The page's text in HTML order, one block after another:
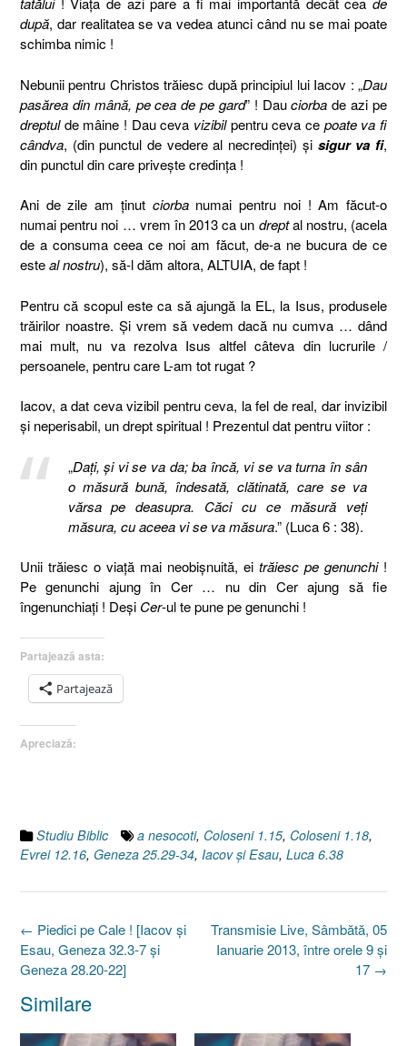
după, dar realitatea se va vedea atunci când nu se mai poate
schimba nimic !
Nebunii pentru Christos trăiesc după principiul lui Iacov : „Dau
pasărea din mână, pe cea de pe gard” ! Dauciorba de azi pe
dreptulde mâine ! Dau ceva vizibilpentru ceva ce poate va fi
cândva, (din punctul de vedere al necredinţei) şi sigur va fi,
din punctul din care priveşte credinţa !
Ani de zile am ţinut ciorbanumai pentru noi ! Am făcut-o
numai pentru noi … vrem în 2013 ca un dreptal nostru, (acela
de a consuma ceea ce noi am făcut, de-a ne bucura de ce
esteal nostru), să-l dăm altora, ALTUIA, de fapt !
Pentru că scopul este ca să ajungă la EL, la Isus, produsele
trăirilor noastre. Şi vrem să vedem dacă nu cumva … dând
mai mult, nu va rezolva Isus altfel câteva din lucrurile /
persoanele, pentru care L-am tot rugat ?
Iacov, a dat ceva vizibil pentru ceva, la fel de real, dar invizibil
şi neperisabil, un drept spiritual ! Prezentul dat pentru viitor :
„Daţi, şi vi se va da; ba încă, vi se va turna în sân
o măsură bună, îndesată, clătinată, care se va
vărsa pe deasupra. Căci cu ce măsură veţi
măsura, cu aceea vi se va măsura.” (Luca 6 : 38).
Unii trăiesc o viaţă mai neobişnuită, ei trăiesc pe genunchi!
Pe genunchi ajung în Cer … nu din Cer ajung să fie
îngenunchiaţi ! Deşi Cer-ul te pune pe genunchi !
Partajează asta:
Partajează
Apreciază:
Studiu Biblic a nesocoti, Coloseni 1.15, Coloseni 1.18,
Evrei 12.16, Geneza 25.29-34, Iacov şi Esau, Luca 6.38
Post
navigation
Transmisie Live, Sâmbătă, 05
Ianuarie 2013, între orele 9 şi
17 →
← Piedici pe Cale ! [Iacov şi
Esau, Geneza 32.3-7 şi
Geneza 28.20-22]
Similare